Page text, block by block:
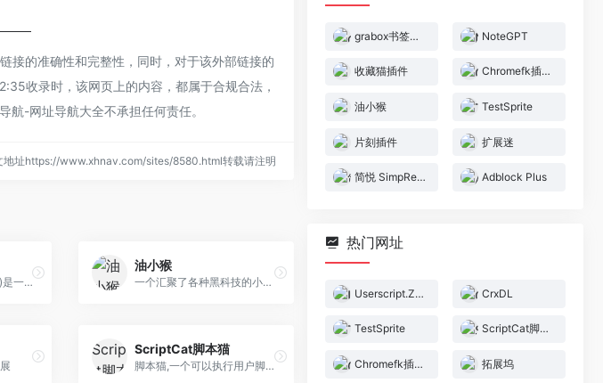
接的准确性和完整性，同时，对于该外部链接的
收录时，该网页上的内容，都属于合规合法，
航-网址导航大全不承担任何责任。
地址https://www.xhnav.com/sites/8580.html转载请注明
小羽插件(crx.bysjb.cn)是一个优质Chrome插件扩展收录下载网站，这里收录了海量热门好用的Chrome插件，国内最方便的插件下载网站。
油小猴
一个汇聚了各种黑科技的小站，更多黑科技请搜索公众号
ScriptCat脚本猫
脚本猫,一个可以执行用户脚本的浏览器扩展,万物皆可脚本化,让你的浏览器可以做更多的事情!
grabox书签插件 NoteGPT
收藏猫插件 Chromefk插件官网
油小猴 TestSprite
片刻插件 扩展迷
简悦 SimpRead Adblock Plus
热门网址
Userscript.Zone CrxDL
TestSprite ScriptCat脚本猫
Chromefk插件官网 拓展坞